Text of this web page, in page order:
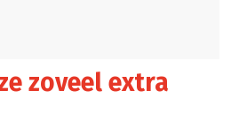
zoveel extra